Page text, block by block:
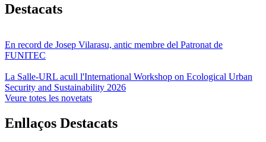
Destacats
En record de Josep Vilarasu, antic membre del Patronat de
FUNITEC
La Salle-URL acull l'International Workshop on Ecological Urban
Security and Sustainability 2026
Veure totes les novetats
Enllaços Destacats